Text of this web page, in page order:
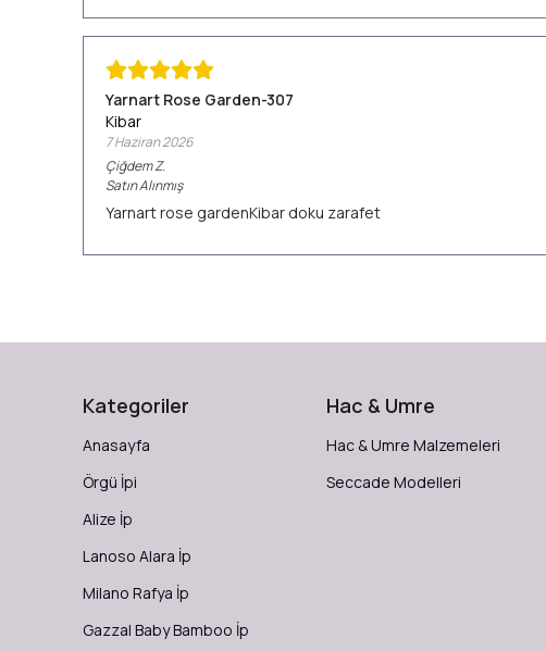
Yarnart Rose Garden-307
Kibar
7 Haziran 2026
ÇiğdemZ.
Satın Alınmış
Yarnart rose gardenKibar doku zarafet
Kategoriler
Anasayfa
Örgü İpi
Alize İp
Lanoso Alara İp
Milano Rafya İp
Gazzal Baby Bamboo İp
Hac & Umre
Hac & Umre Malzemeleri
Seccade Modelleri